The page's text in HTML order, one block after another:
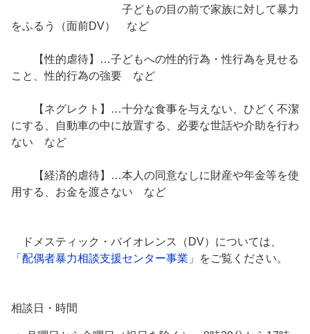
子どもの目の前で家族に対して暴力
をふるう（面前DV） など
【性的虐待】…子どもへの性的行為・性行為を見せる
こと、性的行為の強要 など
【ネグレクト】…十分な食事を与えない、ひどく不潔
にする、自動車の中に放置する、必要な世話や介助を行わ
ない など
【経済的虐待】…本人の同意なしに財産や年金等を使
用する、お金を渡さない など
ドメスティック・バイオレンス（DV）については、
「配偶者暴力相談支援センター事業」
をご覧ください。
相談日・時間